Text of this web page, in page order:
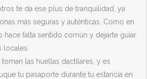
te da ese plus de tranquilidad, ya
más seguras y auténticas. Como en
hace falta sentido común y dejarte guiar
locales.
las huellas dactilares, y es
tu pasaporte durante tu estancia en